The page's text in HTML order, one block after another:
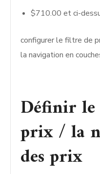
$710.00 et ci-
configurer le filtre de
la navigation en
Définir
prix / la
des prix